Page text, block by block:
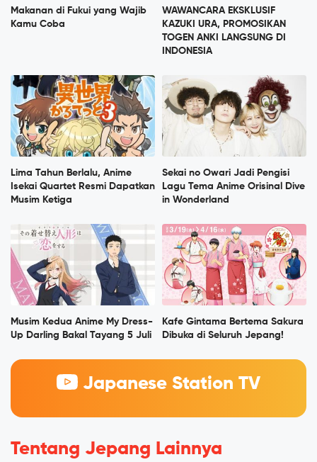
Makanan di Fukui yang Wajib
Kamu Coba
WAWANCARA EKSKLUSIF
KAZUKI URA, PROMOSIKAN
TOGEN ANKI LANGSUNG DI
INDONESIA
Lima Tahun Berlalu, Anime
Isekai Quartet Resmi Dapatkan
Musim Ketiga
Sekai no Owari Jadi Pengisi
Lagu Tema Anime Orisinal Dive
in Wonderland
Musim Kedua Anime My Dress-
Up Darling Bakal Tayang 5 Juli
Kafe Gintama Bertema Sakura
Dibuka di Seluruh Jepang!
Japanese Station TV
Tentang Jepang Lainnya